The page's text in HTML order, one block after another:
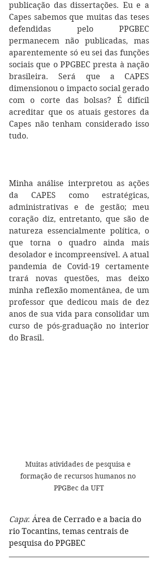
publicação das dissertações. Eu e a
Capes sabemos que muitas das teses
defendidas pelo PPGBEC
permanecem não publicadas, mas
aparentemente só eu sei das funções
sociais que o PPGBEC presta à nação
brasileira. Será que a CAPES
dimensionou o impacto social gerado
com o corte das bolsas? É difícil
acreditar que os atuais gestores da
Capes não tenham considerado isso
tudo.
Minha análise interpretou as ações
da CAPES como estratégicas,
administrativas e de gestão; meu
coração diz, entretanto, que são de
natureza essencialmente política, o
que torna o quadro ainda mais
desolador e incompreensível. A atual
pandemia de Covid-19 certamente
trará novas questões, mas deixo
minha reflexão momentânea, de um
professor que dedicou mais de dez
anos de sua vida para consolidar um
curso de pós-graduação no interior
do Brasil.
Muitas atividades de pesquisa e
formação de recursos humanos no
PPGBec da UFT
Capa: Área de Cerrado e a bacia do
rio Tocantins, temas centrais de
pesquisa do PPGBEC